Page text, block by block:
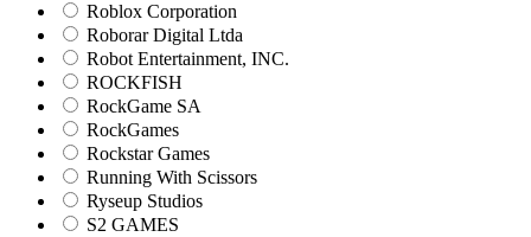
Roblox Corporation
Roborar Digital Ltda
Robot Entertainment, INC.
ROCKFISH
RockGame SA
RockGames
Rockstar Games
Running With Scissors
Ryseup Studios
S2 GAMES